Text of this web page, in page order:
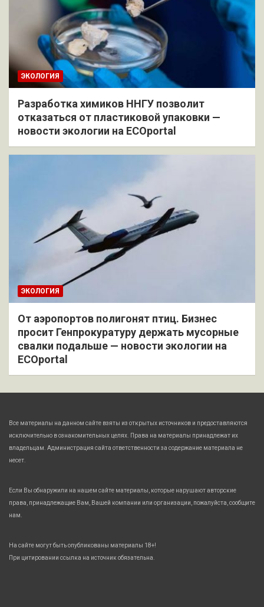
ЭКОЛОГИЯ
Разработка химиков ННГУ позволит
отказаться от пластиковой упаковки —
новости экологии на ECOportal
ЭКОЛОГИЯ
От аэропортов полигонят птиц. Бизнес
просит Генпрокуратуру держать мусорные
свалки подальше — новости экологии на
ECOportal
Все материалы на данном сайте взяты из открытых источников и предоставляются
исключительно в ознакомительных целях. Права на материалы принадлежат их
владельцам. Администрация сайта ответственности за содержание материала не
несет.
Если Вы обнаружили на нашем сайте материалы, которые нарушают авторские
права, принадлежащие Вам, Вашей компании или организации, пожалуйста, сообщите
нам.
На сайте могут быть опубликованы материалы 18+!
При цитировании ссылка на источник обязательна.